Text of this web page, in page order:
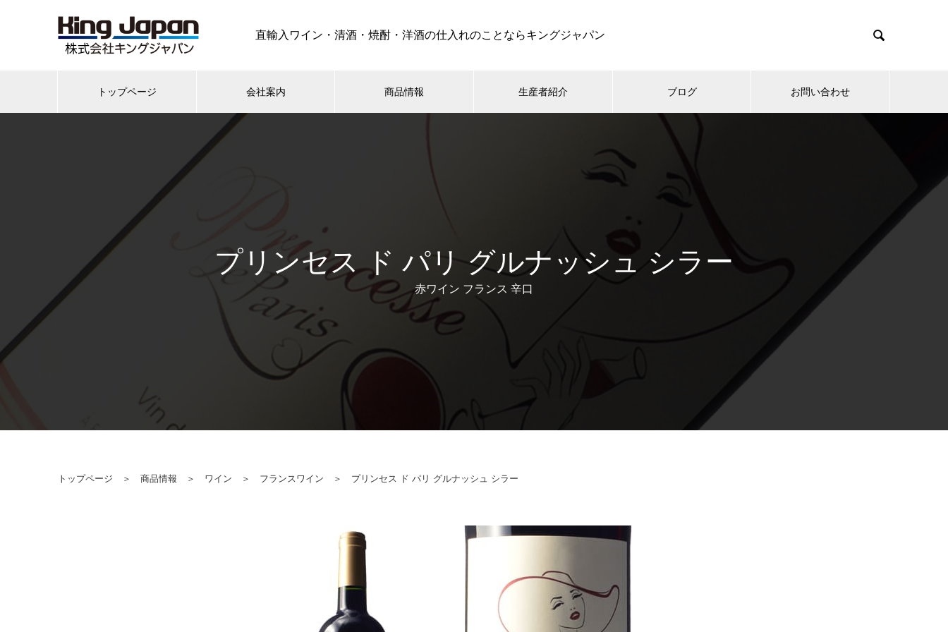
直輸入ワイン・清酒・焼酎・洋酒の仕入れのことならキングジャパン 
トップページ 会社案内 商品情報 生産者紹介 ブログ お問い合わせ
プリンセス ド パリ グルナッシュ シラー
赤ワイン フランス 辛口
トップページ ＞ 商品情報 ＞ ワイン ＞ フランスワイン ＞ プリンセス ド パリ グルナッシュ シラー